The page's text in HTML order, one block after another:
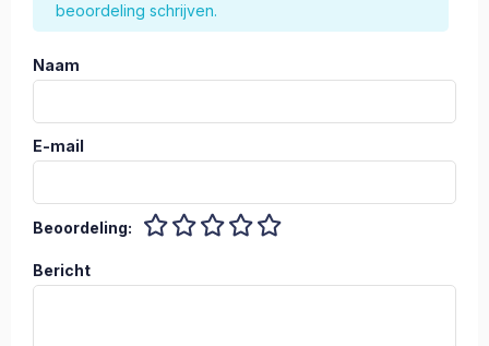
beoordeling schrijven.
Naam
E-mail
Beoordeling:
Bericht